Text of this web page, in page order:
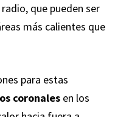
que pueden ser
más calientes que
para estas
coronalesen los